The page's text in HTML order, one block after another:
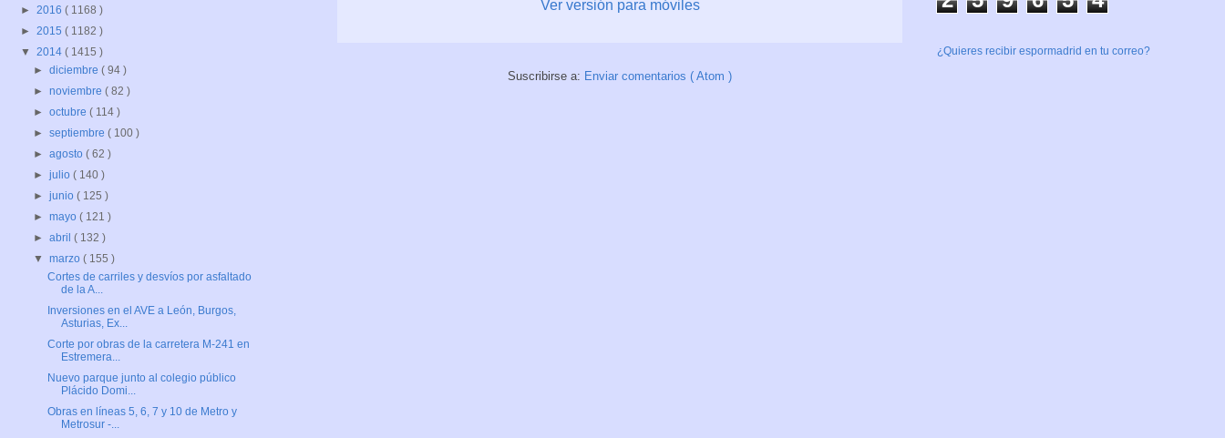
Ver versión para móviles
Suscribirse a: Enviar comentarios ( Atom )
► 2016 ( 1168 )
► 2015 ( 1182 )
▼ 2014 ( 1415 )
►diciembre( 94 )
►noviembre( 82 )
►octubre( 114 )
►septiembre( 100 )
►agosto( 62 )
►julio( 140 )
►junio( 125 )
►mayo( 121 )
►abril( 132 )
▼marzo( 155 )
Cortes de carriles y desvíos por asfaltado
de la A...
Inversiones en el AVE a León, Burgos,
Asturias, Ex...
Corte por obras de la carretera M-241 en
Estremera...
Nuevo parque junto al colegio público
Plácido Domi...
Obras en líneas 5, 6, 7 y 10 de Metro y
Metrosur -...
¿Quieres recibir espormadrid en tu correo?